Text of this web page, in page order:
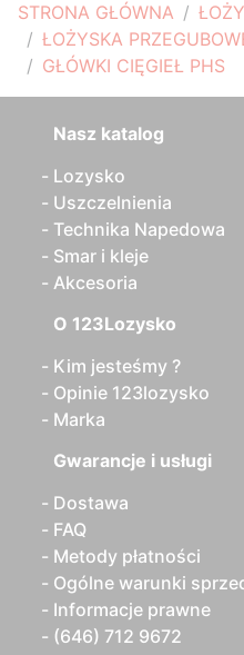
STRONA GŁÓWNA
ŁOŻYSKA
GŁÓWKI CIĘGIEŁ PHS
Nasz katalog
Lozysko
Uszczelnienia
Technika Napedowa
Smar i kleje
Akcesoria
O 123Lozysko
Kim jesteśmy ?
Opinie 123lozysko
Marka
Gwarancje i usługi
Dostawa
FAQ
Metody płatności
Ogólne warunki
Informacje prawne
(646) 712 9672